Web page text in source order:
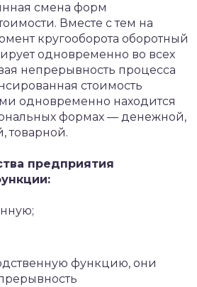
смена форм
Вместе с тем на
кругооборота оборотный
одновременно во всех
непрерывность процесса
стоимость
одновременно находится
формах — денежной,
товарной.
предприятия
функцию, они